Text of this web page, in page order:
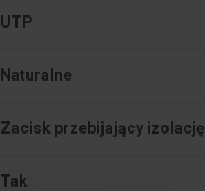
UTP
Naturalne
Zacisk przebijający izolację
Tak